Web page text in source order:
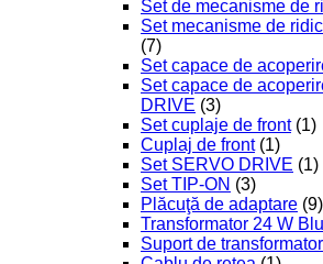
Set de mecanisme de
Set mecanisme de
(7)
Set capace de
Set capace de
DRIVE (3)
Set cuplaje de front (1)
Cuplaj de front (1)
Set SERVO DRIVE (1)
Set TIP-ON (3)
Plăcuţă de adaptare (9)
Transformator 24 W
Suport de transformator